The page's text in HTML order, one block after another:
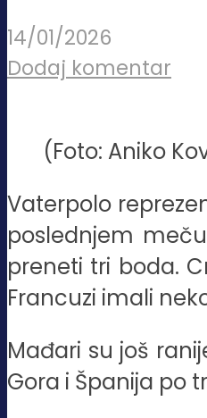
14/01/2026
Dodaj komentar
(Foto: Aniko
Vaterpolo
poslednjem
preneti tri boda.
Francuzi imali
Mađari su još
Gora i Španija po